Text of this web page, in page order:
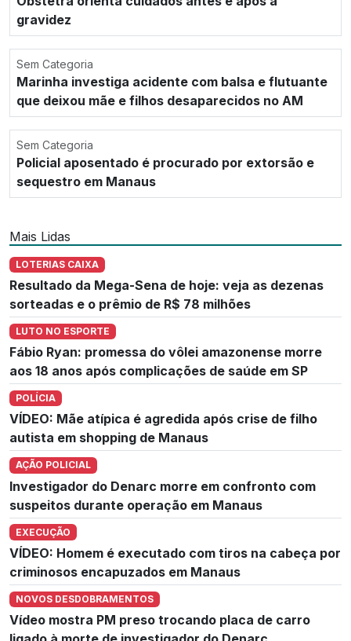
gravidez
Sem Categoria
Marinha investiga acidente com balsa e flutuante
que deixou mãe e filhos desaparecidos no AM
Sem Categoria
Policial aposentado é procurado por extorsão e
sequestro em Manaus
Mais Lidas
LOTERIAS CAIXA
Resultado da Mega-Sena de hoje: veja as dezenas
sorteadas e o prêmio de R$ 78 milhões
LUTO NO ESPORTE
Fábio Ryan: promessa do vôlei amazonense morre
aos 18 anos após complicações de saúde em SP
POLÍCIA
VÍDEO: Mãe atípica é agredida após crise de filho
autista em shopping de Manaus
AÇÃO POLICIAL
Investigador do Denarc morre em confronto com
suspeitos durante operação em Manaus
EXECUÇÃO
VÍDEO: Homem é executado com tiros na cabeça por
criminosos encapuzados em Manaus
NOVOS DESDOBRAMENTOS
Vídeo mostra PM preso trocando placa de carro